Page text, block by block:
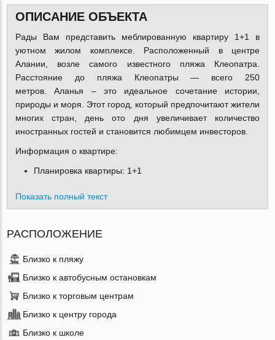
ОПИСАНИЕ ОБЪЕКТА
Рады Вам представить меблированную квартиру 1+1 в
уютном жилом комплексе. Расположенный в центре
Алании, возле самого известного пляжа Клеопатра.
Расстояние до пляжа Клеопатры — всего 250
метров.Аланья – это идеальное сочетание истории,
природы и моря. Этот город, который предпочитают жители
многих стран, день ото дня увеличивает количество
иностранных гостей и становится любимцем инвесторов.
Информация о квартире:
Планировка квартиры: 1+1
Показать полный текст
РАСПОЛОЖЕНИЕ
Близко к пляжу
Близко к автобусным остановкам
Близко к торговым центрам
Близко к центру города
Близко к школе